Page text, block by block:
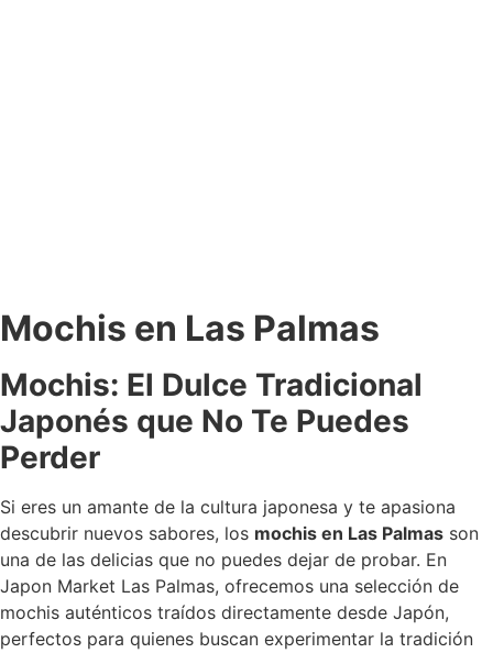
Mochis en Las Palmas
Mochis: El Dulce Tradicional
Japonés que No Te Puedes
Perder
Si eres un amante de la cultura japonesa y te apasiona
descubrir nuevos sabores, los mochis en Las Palmas son
una de las delicias que no puedes dejar de probar. En
Japon Market Las Palmas, ofrecemos una selección de
mochis auténticos traídos directamente desde Japón,
perfectos para quienes buscan experimentar la tradición